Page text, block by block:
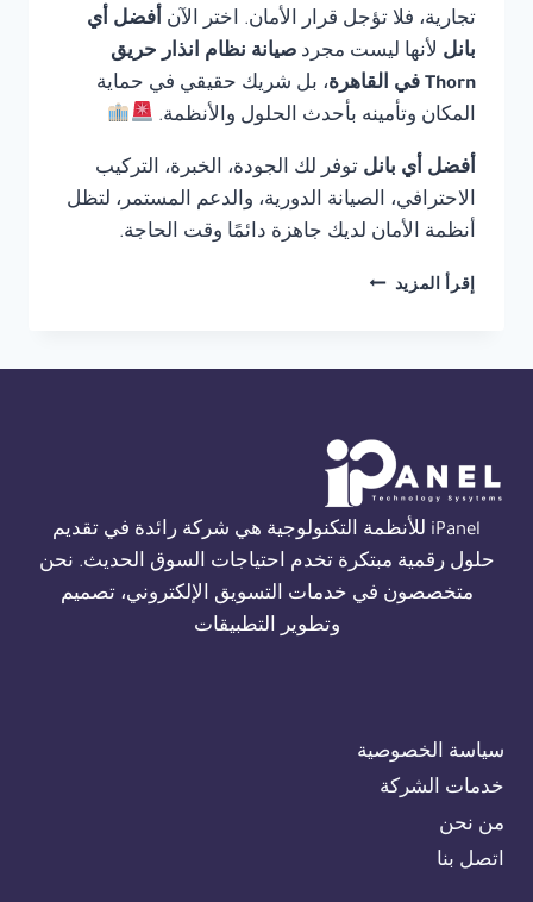
تجارية، فلا تؤجل قرار الأمان. اختر الآن أفضل أي
بانل لأنها ليست مجرد صيانة نظام انذار حريق
Thorn في القاهرة
، بل شريك حقيقي في حماية
المكان وتأمينه بأحدث الحلول والأنظمة.
أفضل أي بانل توفر لك الجودة، الخبرة، التركيب
الاحترافي، الصيانة الدورية، والدعم المستمر، لتظل
أنظمة الأمان لديك جاهزة دائمًا وقت الحاجة.
إقرأ المزيد صيانة
01554305486
iPanel للأنظمة التكنولوجية هي شركة رائدة في تقديم
حلول رقمية مبتكرة تخدم احتياجات السوق الحديث. نحن
متخصصون في خدمات التسويق الإلكتروني، تصميم
وتطوير التطبيقات
سياسة الخصوصية
خدمات الشركة
من نحن
اتصل بنا